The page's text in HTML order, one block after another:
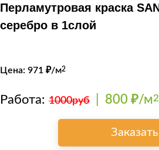
Перламутровая краска
серебро в 1слой
Цена: 971 ₽/м2
Работа: 1000руб 800 ₽/м2
Заказать